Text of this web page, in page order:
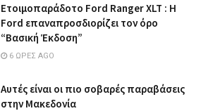
Ετοιμοπαράδοτο Ford Ranger XLT : Η
Ford επαναπροσδιορίζει τον όρο
“Βασική Έκδοση”
6 ΏΡΕΣ AGO
Αυτές είναι οι πιο σοβαρές παραβάσεις
στην Μακεδονία